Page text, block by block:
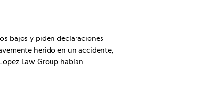
bajos y piden declaraciones
herido en un accidente,
Law Group hablan